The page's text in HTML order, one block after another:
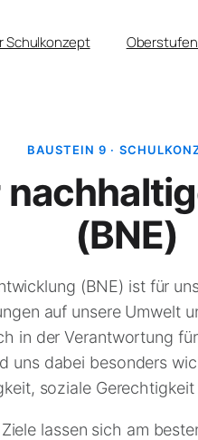
Schulkonzept
BAUSTEIN 9 ·
(BNE)
(BNE) ist für
auf unsere Umwelt
in der Verantwortung
uns dabei besonders
soziale
lassen sich am